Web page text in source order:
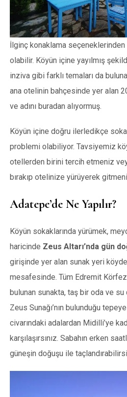
İlginç konaklama
olabilir. Köyün içine yayılmış
inziva gibi farklı temaları da
ana otelinin bahçesinde yer alan
ve adını buradan alıyormuş.
Köyün içine doğru ilerledikçe
problemi olabiliyor. Tavsiyemiz
otellerden birini tercih etmeniz
bırakıp otelinize yürüyerek
Adatepe’de Ne Yapılır?
Köyün sokaklarında yürümek,
haricinde Zeus Altarı’nda gün
girişinde yer alan sunak yeri
mesafesinde. Tüm Edremit
bulunan sunakta, taş bir oda ve su
Zeus Sunağı’nın bulunduğu tepeye
civarındaki adalardan Midilli’ye
karşılaşırsınız. Sabahın erken
güneşin doğuşu ile